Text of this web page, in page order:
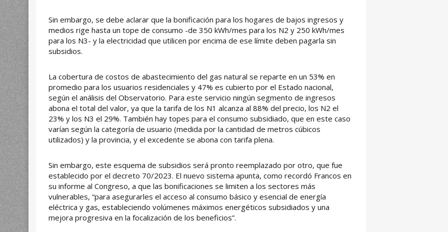
Sin embargo, se debe aclarar que la bonificación para los hogares de bajos ingresos y
medios rige hasta un tope de consumo -de 350 kWh/mes para los N2 y 250 kWh/mes
para los N3- y la electricidad que utilicen por encima de ese límite deben pagarla sin
subsidios.
La cobertura de costos de abastecimiento del gas natural se reparte en un 53% en
promedio para los usuarios residenciales y 47% es cubierto por el Estado nacional,
según el análisis del Observatorio. Para este servicio ningún segmento de ingresos
abona el total del valor, ya que la tarifa de los N1 alcanza al 88% del precio, los N2 el
23% y los N3 el 29%. También hay topes para el consumo subsidiado, que en este caso
varían según la categoría de usuario (medida por la cantidad de metros cúbicos
utilizados) y la provincia, y el excedente se abona con tarifa plena.
Sin embargo, este esquema de subsidios será pronto reemplazado por otro, que fue
establecido por el decreto 70/2023. El nuevo sistema apunta, como recordó Francos en
su informe al Congreso, a que las bonificaciones se limiten a los sectores más
vulnerables, “para asegurarles el acceso al consumo básico y esencial de energía
eléctrica y gas, estableciendo volúmenes máximos energéticos subsidiados y una
mejora progresiva en la focalización de los beneficios”.